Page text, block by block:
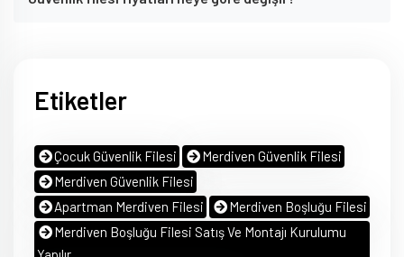
Etiketler
Çocuk Güvenlik Filesi
Merdiven Güvenlik Filesi
Merdiven Güvenlik Filesi
Apartman Merdiven Filesi
Merdiven Boşluğu Filesi
Merdiven Boşluğu Filesi Satış Ve Montajı Kurulumu